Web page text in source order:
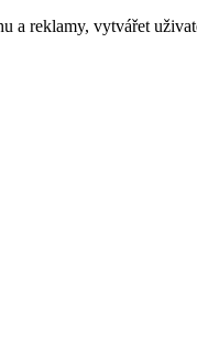
a reklamy, vytvářet